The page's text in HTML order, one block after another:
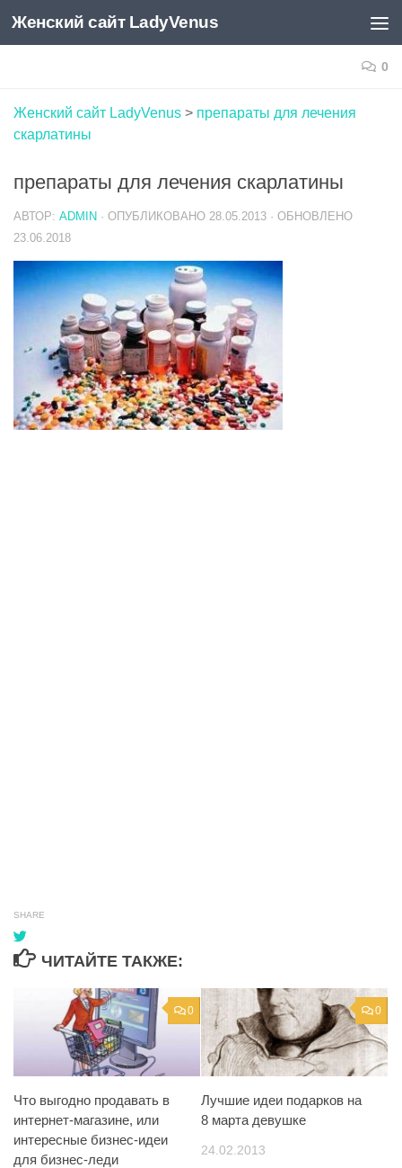
Skip to content
Женский сайт LadyVenus
0
Женский сайт LadyVenus > препараты для лечения
скарлатины
препараты для лечения скарлатины
АВТОР: ADMIN · ОПУБЛИКОВАНО 28.05.2013 · ОБНОВЛЕНО
23.06.2018
SHARE
ЧИТАЙТЕ ТАКЖЕ:
0
Что выгодно продавать в
интернет-магазине, или
интересные бизнес-идеи
для бизнес-леди
0
Лучшие идеи подарков на
8 марта девушке
24.02.2013